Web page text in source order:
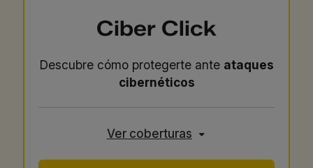
Ciber Click
Descubre cómo protegerte ante ataques
cibernéticos
Ver coberturas